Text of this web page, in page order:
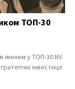
ТОП-30
іменем у ТОП-30 NV.
інвестиції